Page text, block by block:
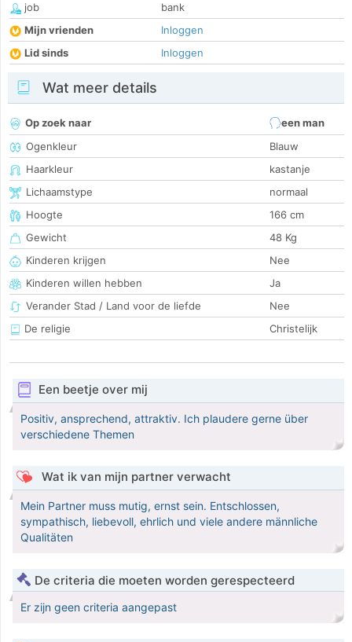
job
bank
Mijn vrienden
Inloggen
Lid sinds
Inloggen
Wat meer details
Op zoek naar
een man
Ogenkleur
Blauw
Haarkleur
kastanje
Lichaamstype
normaal
Hoogte
166 cm
Gewicht
48 Kg
Kinderen krijgen
Nee
Kinderen willen hebben
Ja
Verander Stad / Land voor de liefde
Nee
De religie
Christelijk
Een beetje over mij
Positiv, ansprechend, attraktiv. Ich plaudere gerne über
verschiedene Themen
Wat ik van mijn partner verwacht
Mein Partner muss mutig, ernst sein. Entschlossen,
sympathisch, liebevoll, ehrlich und viele andere männliche
Qualitäten
De criteria die moeten worden gerespecteerd
Er zijn geen criteria aangepast